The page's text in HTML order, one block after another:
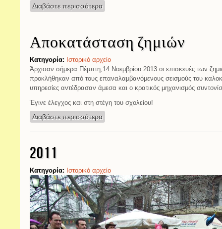
Διαβάστε περισσότερα
Αποκατάσταση ζημιών
Κατηγορία: Ιστορικό αρχείο
Άρχισαν σήμερα Πέμπτη,14 Νοεμβρίου 2013 οι επισκευές των
προκλήθηκαν από τους επαναλαμβανόμενους σεισμούς του
υπηρεσίες αντέδρασαν άμεσα και ο κρατικός μηχανισμός
Έγινε έλεγχος και στη στέγη του σχολείου!
Διαβάστε περισσότερα
2011
Κατηγορία: Ιστορικό αρχείο